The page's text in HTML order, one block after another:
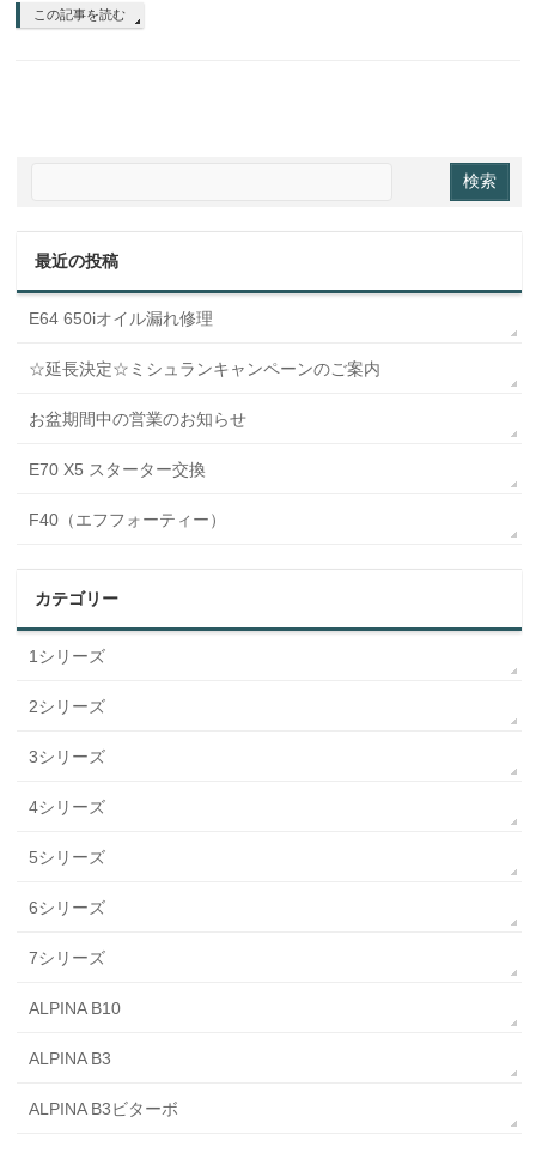
この記事を読む
最近の投稿
E64 650iオイル漏れ修理
☆延長決定☆ミシュランキャンペーンのご案内
お盆期間中の営業のお知らせ
E70 X5 スターター交換
F40（エフフォーティー）
カテゴリー
1シリーズ
2シリーズ
3シリーズ
4シリーズ
5シリーズ
6シリーズ
7シリーズ
ALPINA B10
ALPINA B3
ALPINA B3ビターボ